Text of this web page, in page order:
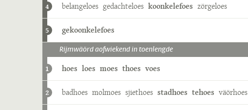
4 belangeloes gedachteloes koonkelefoes zörgeloes
5 gekoonkelefoes
Rijmwäörd aofwiekend in toenlengde
1 hoes loes moes thoes voes
2 badhoes molmoes sjiethoes stadhoes tehoes väörhoes